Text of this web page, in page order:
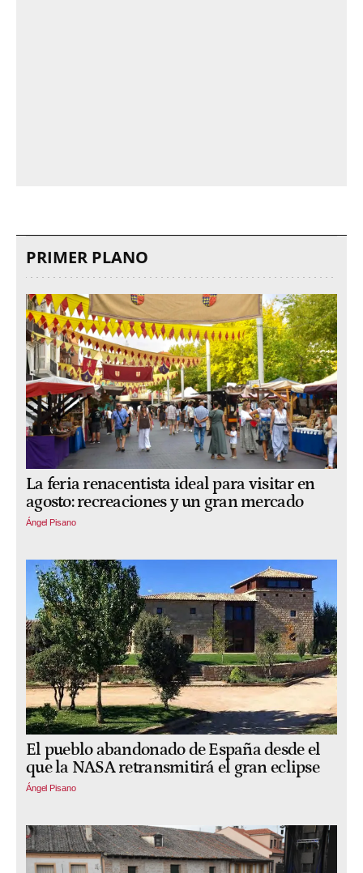
PRIMER PLANO
La feria renacentista ideal para visitar en
agosto: recreaciones y un gran mercado
Ángel Pisano
El pueblo abandonado de España desde el
que la NASA retransmitirá el gran eclipse
Ángel Pisano